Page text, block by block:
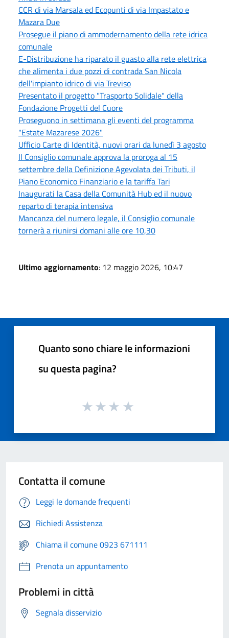
CCR di via Marsala ed Ecopunti di via Impastato e
Mazara Due
Prosegue il piano di ammodernamento della rete idrica
comunale
E-Distribuzione ha riparato il guasto alla rete elettrica
che alimenta i due pozzi di contrada San Nicola
dell'impianto idrico di via Treviso
Presentato il progetto "Trasporto Solidale" della
Fondazione Progetti del Cuore
Proseguono in settimana gli eventi del programma
"Estate Mazarese 2026"
Ufficio Carte di Identità, nuovi orari da lunedì 3 agosto
Il Consiglio comunale approva la proroga al 15
settembre della Definizione Agevolata dei Tributi, il
Piano Economico Finanziario e la tariffa Tari
Inaugurati la Casa della Comunità Hub ed il nuovo
reparto di terapia intensiva
Mancanza del numero legale, il Consiglio comunale
tornerà a riunirsi domani alle ore 10,30
Ultimo aggiornamento: 12 maggio 2026, 10:47
Quanto sono chiare le informazioni
su questa pagina?
Contatta il comune
Leggi le domande frequenti
Richiedi Assistenza
Chiama il comune 0923 671111
Prenota un appuntamento
Problemi in città
Segnala disservizio